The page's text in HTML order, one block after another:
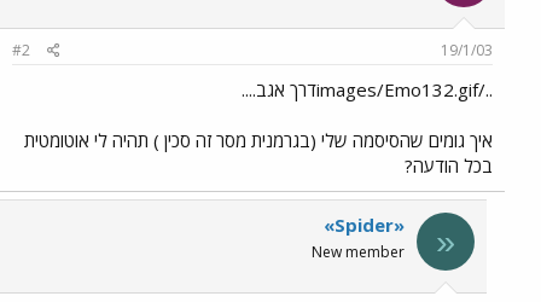
19/1/03
#2
../images/Emo132.gifדרך אגב....
איך גומים שהסיסמה שלי (בגרמנית מסר זה סכין ) תהיה לי אוטומטית
בכל הודעה?
«
«Spider»
New member